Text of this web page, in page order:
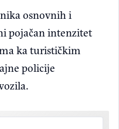
osnovnih i
pojačan intenzitet
ka turističkim
policije